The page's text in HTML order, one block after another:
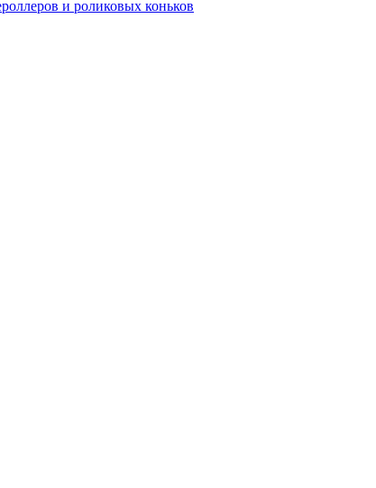
и роликовых коньков